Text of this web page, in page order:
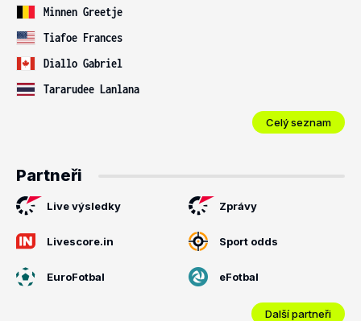
Minnen Greetje
Tiafoe Frances
Diallo Gabriel
Tararudee Lanlana
Celý seznam
Partneři
Live výsledky Zprávy
Livescore.in Sport odds
EuroFotbal eFotbal
Další partneři